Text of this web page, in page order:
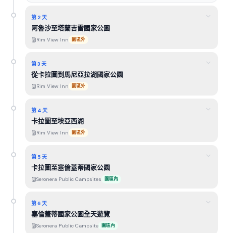
第 2 天
阿魯沙至塔蘭吉雷國家公園
Rim View Inn 園區外
第 3 天
從卡拉圖到馬尼亞拉湖國家公園
Rim View Inn 園區外
第 4 天
卡拉圖至埃亞西湖
Rim View Inn 園區外
第 5 天
卡拉圖至塞倫蓋蒂國家公園
Seronera Public Campsites 園區內
第 6 天
塞倫蓋蒂國家公園全天遊覽
Seronera Public Campsite 園區內